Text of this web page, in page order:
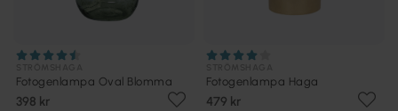
Fotogenlampa Oval Blomma
398 kr
Fotogenlampa Haga
479 kr